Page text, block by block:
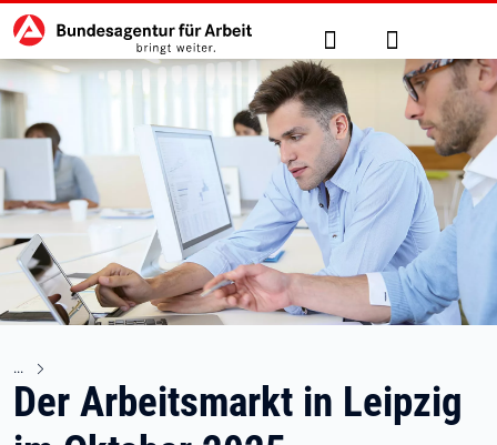
zu den Hauptinhalten springen
Hauptnavigation Suche Anmelden
Der Arbeitsmarkt in Leipzig